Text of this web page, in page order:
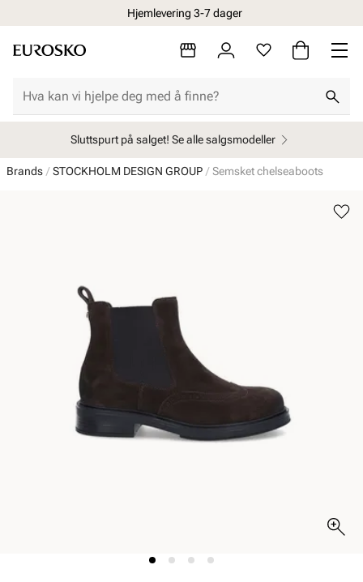
Hjemlevering 3-7 dager
Sluttspurt på salget! Se alle salgsmodeller
Brands STOCKHOLM DESIGN GROUP Semsket chelseaboots